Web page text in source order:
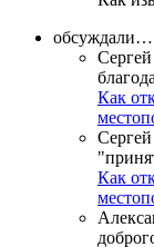
обсуждали…
Как
Как